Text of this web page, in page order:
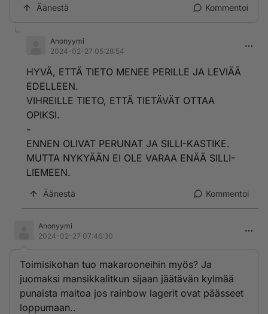
Äänestä Kommentoi
Anonyymi
2024-02-27 05:28:54
HYVÄ, ETTÄ TIETO MENEE PERILLE JA LEVIÄÄ
EDELLEEN.
VIHREILLE TIETO, ETTÄ TIETÄVÄT OTTAA
OPIKSI.
-
ENNEN OLIVAT PERUNAT JA SILLI-KASTIKE.
MUTTA NYKYÄÄN EI OLE VARAA ENÄÄ SILLI-
LIEMEEN.
Äänestä Kommentoi
Anonyymi
2024-02-27 07:46:30
Toimisikohan tuo makarooneihin myös? Ja
juomaksi mansikkalitkun sijaan jäätävän kylmää
punaista maitoa jos rainbow lagerit ovat päässeet
loppumaan..